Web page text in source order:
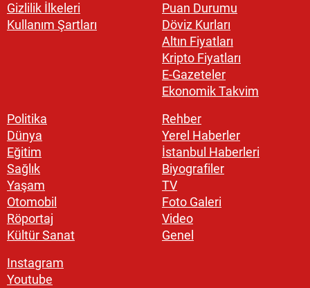
Gizlilik İlkeleri
Kullanım Şartları
Puan Durumu
Döviz Kurları
Altın Fiyatları
Kripto Fiyatları
E-Gazeteler
Ekonomik Takvim
Politika
Dünya
Eğitim
Sağlık
Yaşam
Otomobil
Röportaj
Kültür Sanat
Rehber
Yerel Haberler
İstanbul Haberleri
Biyografiler
TV
Foto Galeri
Video
Genel
Instagram
Youtube